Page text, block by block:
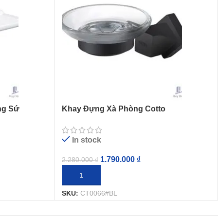
Sứ
Khay Đựng Xà Phòng Cotto
In stock
2.280.000₫ 1.790.000 ₫
THÊM VÀO GIỎ HÀNG
SKU: CT0066#BL